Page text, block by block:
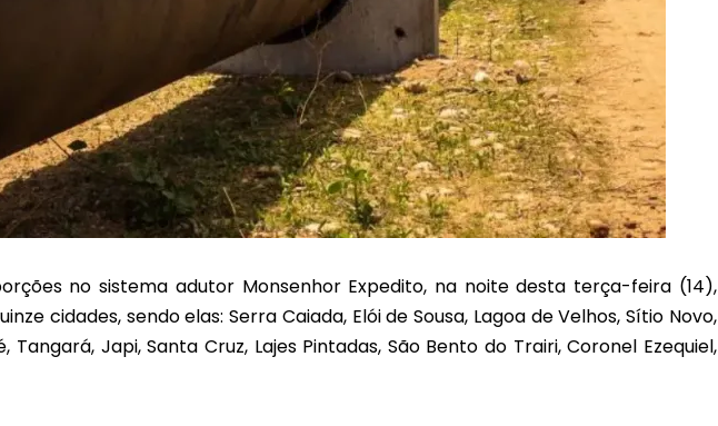
no sistema adutor Monsenhor Expedito, na noite desta terça-feira (14),
cidades, sendo elas: Serra Caiada, Elói de Sousa, Lagoa de Velhos, Sítio Novo,
Tangará, Japi, Santa Cruz, Lajes Pintadas, São Bento do Trairi, Coronel Ezequiel,